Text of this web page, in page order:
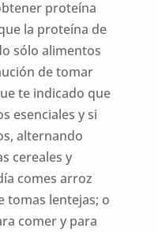
proteína
la proteína de
sólo alimentos
de tomar
te indicado que
esenciales y si
alternando
cereales y
comes arroz
tomas lentejas; o
comer y para